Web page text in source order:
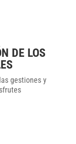
DE LOS
gestiones y